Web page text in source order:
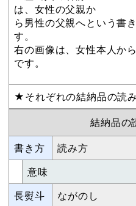
は、女性の父親か
ら男性の父親へという書
す。
右の画像は、女性本人か
です。
★それぞれの結納品の読
結納品の
書き方
読み方
意味
長熨斗
ながのし